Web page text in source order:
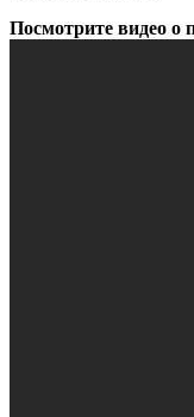
Посмотрите видео о